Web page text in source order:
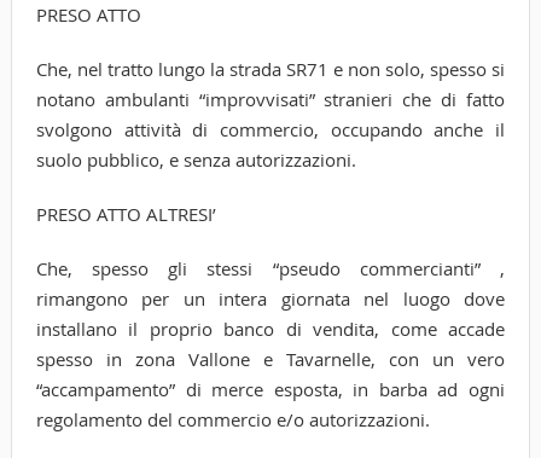
PRESO ATTO
Che, nel tratto lungo la strada SR71 e non solo, spesso si
notano ambulanti “improvvisati” stranieri che di fatto
svolgono attività di commercio, occupando anche il
suolo pubblico, e senza autorizzazioni.
PRESO ATTO ALTRESI’
Che, spesso gli stessi “pseudo commercianti” ,
rimangono per un intera giornata nel luogo dove
installano il proprio banco di vendita, come accade
spesso in zona Vallone e Tavarnelle, con un vero
“accampamento” di merce esposta, in barba ad ogni
regolamento del commercio e/o autorizzazioni.